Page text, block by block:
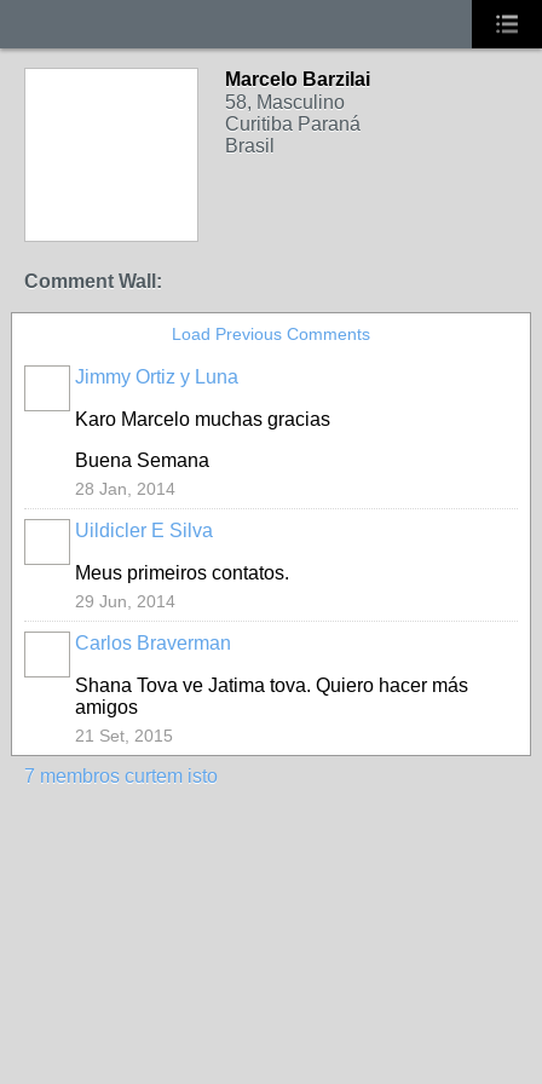
Marcelo Barzilai
58, Masculino
Curitiba Paraná
Brasil
Comment Wall:
Load Previous Comments
Jimmy Ortiz y Luna
Karo Marcelo muchas gracias
Buena Semana
28 Jan, 2014
Uildicler E Silva
Meus primeiros contatos.
29 Jun, 2014
Carlos Braverman
Shana Tova ve Jatima tova. Quiero hacer más
amigos
21 Set, 2015
7 membros curtem isto